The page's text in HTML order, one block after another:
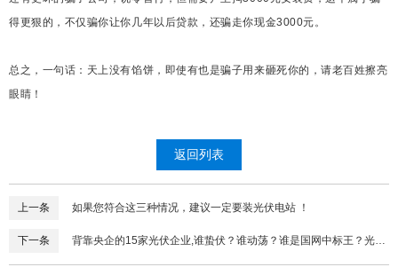
得更狠的，不仅骗你让你几年以后贷款，还骗走你现金3000元。
总之，一句话：天上没有馅饼，即使有也是骗子用来砸死你的，请老百姓擦亮
眼睛！
返回列表
上一条 如果您符合这三种情况，建议一定要装光伏电站 ！
下一条
背靠央企的15家光伏企业,谁蛰伏？谁动荡？谁是国网中标王？光伏
头条深度复盘！